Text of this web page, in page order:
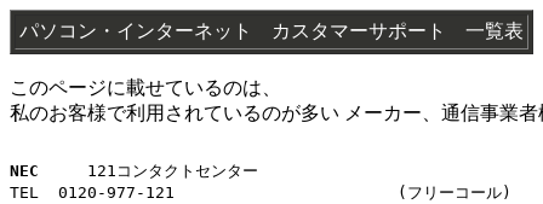
パソコン・インターネット カスタマーサポート 一覧表
このページに載せているのは、
私のお客様で利用されているのが多い メーカー、通信事業
NEC
121コンタクトセンター
TEL  0120-977-121			(フリーコール)